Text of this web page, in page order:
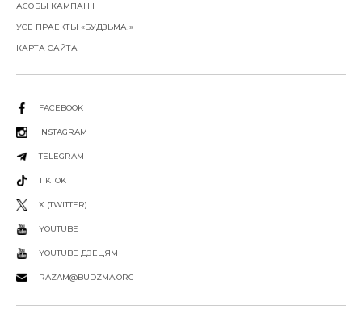
АСОБЫ КАМПАНІІ
УСЕ ПРАЕКТЫ «БУДЗЬМА!»
КАРТА САЙТА
FACEBOOK
INSTAGRAM
TELEGRAM
TIKTOK
X (TWITTER)
YOUTUBE
YOUTUBE ДЗЕЦЯМ
RAZAM@BUDZMA.ORG